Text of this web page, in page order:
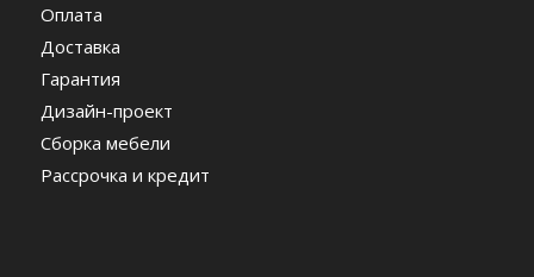
Оплата
Доставка
Гарантия
Дизайн-проект
Сборка мебели
Рассрочка и кредит